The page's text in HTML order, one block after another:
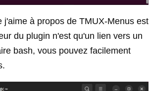
à propos de TMUX-Menus est
du plugin n'est qu'un lien vers un
bash, vous pouvez facilement